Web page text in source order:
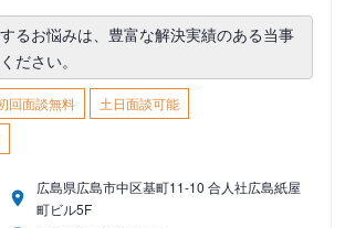
るお悩みは、豊富な解決実績のある当事
ださい。
回面談無料
土日面談可能
広島県広島市中区基町11-10 合人社広島紙屋
町ビル5F